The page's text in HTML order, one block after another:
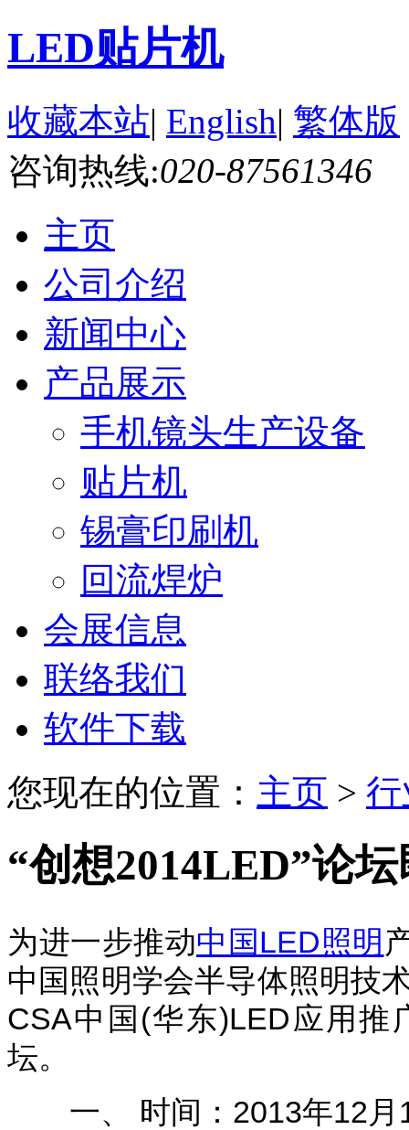
LED贴片机
收藏本站| English| 繁体版
咨询热线:020-87561346
主页
公司介绍
新闻中心
产品展示
手机镜头生产设备
贴片机
锡膏印刷机
回流焊炉
会展信息
联络我们
软件下载
您现在的位置： 主页 >
“创想2014LED”论
为进一步推动中国LED照明
中国照明学会半导体照明技
CSA中国(华东)LED应用推
坛。
一、 时间：2013年12月